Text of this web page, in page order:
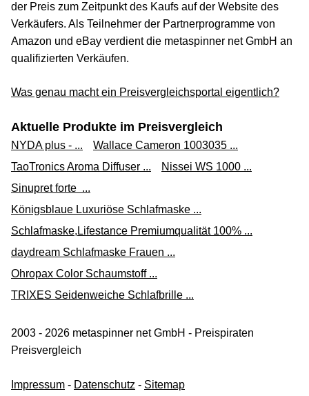
der Preis zum Zeitpunkt des Kaufs auf der Website des
Verkäufers. Als Teilnehmer der Partnerprogramme von
Amazon und eBay verdient die metaspinner net GmbH an
qualifizierten Verkäufen.
Was genau macht ein Preisvergleichsportal eigentlich?
Aktuelle Produkte im Preisvergleich
NYDA plus - ...
Wallace Cameron 1003035 ...
TaoTronics Aroma Diffuser ...
Nissei WS 1000 ...
Sinupret forte ...
Königsblaue Luxuriöse Schlafmaske ...
Schlafmaske,Lifestance Premiumqualität 100% ...
daydream Schlafmaske Frauen ...
Ohropax Color Schaumstoff ...
TRIXES Seidenweiche Schlafbrille ...
2003 - 2026 metaspinner net GmbH - Preispiraten
Preisvergleich
Impressum - Datenschutz - Sitemap